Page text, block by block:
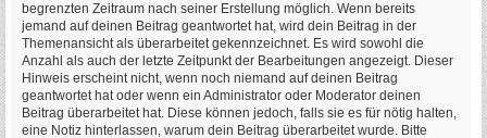
begrenzten Zeitraum nach seiner Erstellung möglich. Wenn bereits
jemand auf deinen Beitrag geantwortet hat, wird dein Beitrag in der
Themenansicht als überarbeitet gekennzeichnet. Es wird sowohl die
Anzahl als auch der letzte Zeitpunkt der Bearbeitungen angezeigt. Dieser
Hinweis erscheint nicht, wenn noch niemand auf deinen Beitrag
geantwortet hat oder wenn ein Administrator oder Moderator deinen
Beitrag überarbeitet hat. Diese können jedoch, falls sie es für nötig halten,
eine Notiz hinterlassen, warum dein Beitrag überarbeitet wurde. Bitte